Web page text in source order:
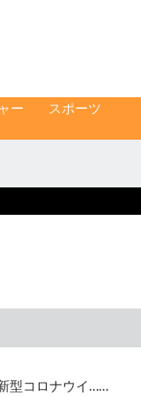
ー
スポーツ
型コロナウイ……